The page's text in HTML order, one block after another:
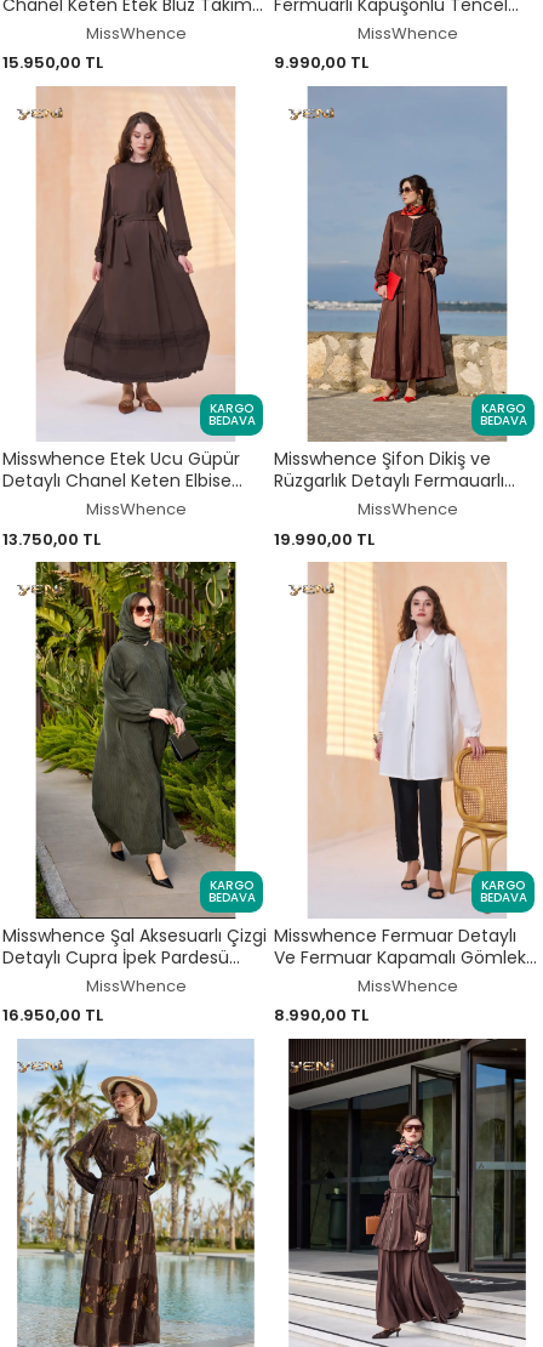
MissWhence
15.950,00 TL
Kap 39406MissWhence
9.990,00 TL
KARGO
BEDAVA
Misswhence Etek Ucu Güpür
Detaylı Chanel Keten Elbise
MissWhence
13.750,00 TL
KARGO
BEDAVA
Misswhence Şifon Dikiş ve
Rüzgarlık Detaylı Fermauarlı
Chanel Keten Pardesü 39515
MissWhence
19.990,00 TL
KARGO
BEDAVA
Misswhence Şal Aksesuarlı Çizgi
Detaylı Cupra İpek Pardesü
MissWhence
16.950,00 TL
KARGO
BEDAVA
Misswhence Fermuar Detaylı
Ve Fermuar Kapamalı Gömlek
MissWhence
8.990,00 TL